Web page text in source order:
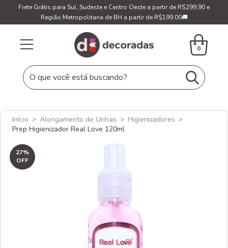
Frete Grátis para Sul, Sudeste e Centro Oeste a partir de R$299,90 e
Região Metropolitana de BH a partir de R$199,00🚚
0
Início > Alongamento de Unhas > Higienizadores >
Prep Higienizador Real Love 120ml
27%
OFF